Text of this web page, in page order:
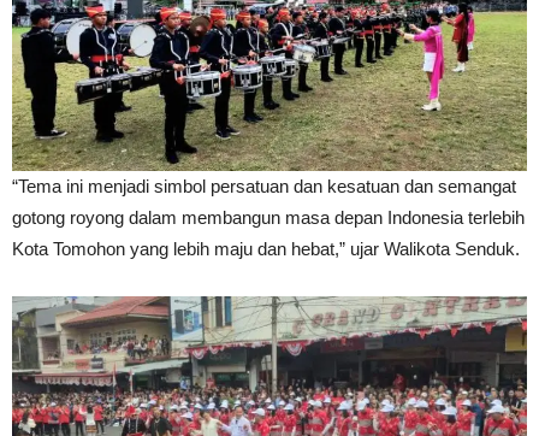
“Tema ini menjadi simbol persatuan dan kesatuan dan semangat
gotong royong dalam membangun masa depan Indonesia terlebih
Kota Tomohon yang lebih maju dan hebat,” ujar Walikota Senduk.